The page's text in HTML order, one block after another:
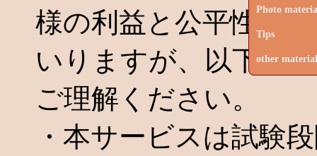
Other Text
Stock Images
Painting
Other Images
Photo
Tips
other
様の利益と公平性の
いりますが、以下の
ご理解ください。
・本サービスは試験